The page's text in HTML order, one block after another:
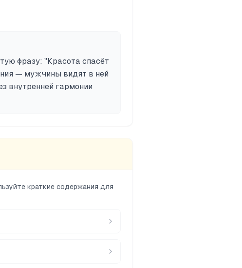
фразу: "Красота спасёт
— мужчины видят в ней
внутренней гармонии
краткие содержания для